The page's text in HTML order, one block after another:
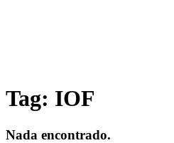
Tag: IOF
Nada encontrado.